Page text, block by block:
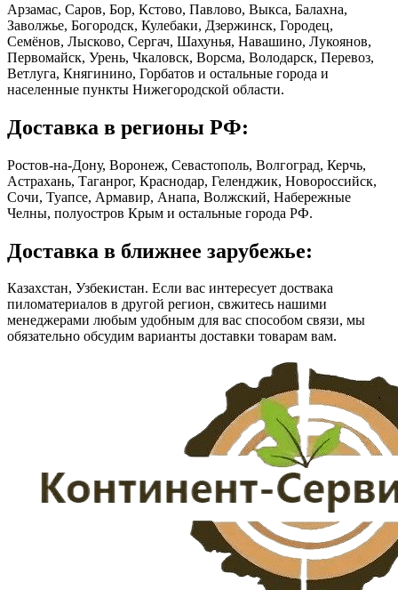
Арзамас, Саров, Бор, Кстово, Павлово, Выкса, Балахна,
Заволжье, Богородск, Кулебаки, Дзержинск, Городец,
Семёнов, Лысково, Сергач, Шахунья, Навашино, Лукоянов,
Первомайск, Урень, Чкаловск, Ворсма, Володарск, Перевоз,
Ветлуга, Княгинино, Горбатов и остальные города и
населенные пункты Нижегородской области.
Доставка в регионы РФ:
Ростов-на-Дону, Воронеж, Севастополь, Волгоград, Керчь,
Астрахань, Таганрог, Краснодар, Геленджик, Новороссийск,
Сочи, Туапсе, Армавир, Анапа, Волжский, Набережные
Челны, полуостров Крым и остальные города РФ.
Доставка в ближнее зарубежье:
Казахстан, Узбекистан. Если вас интересует доствака
пиломатериалов в другой регион, свжитесь нашими
менеджерами любым удобным для вас способом связи, мы
обязательно обсудим варианты доставки товарам вам.